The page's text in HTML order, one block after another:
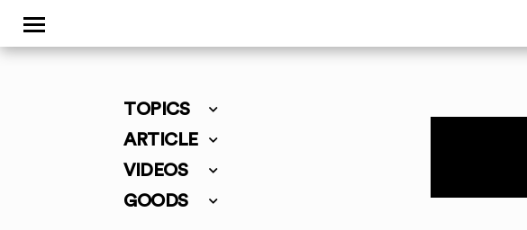
TOPICS
ARTICLE
VIDEOS
GOODS